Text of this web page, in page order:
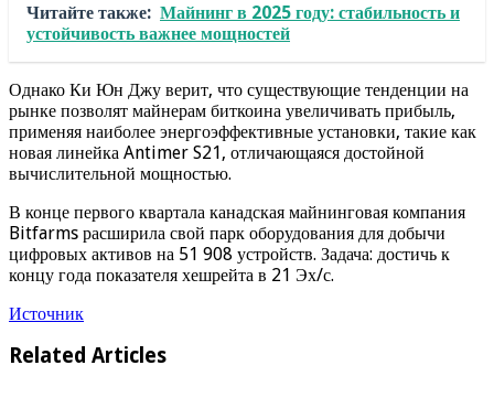
Читайте также: Майнинг в 2025 году: стабильность и
устойчивость важнее мощностей
Однако Ки Юн Джу верит, что существующие тенденции на
рынке позволят майнерам биткоина увеличивать прибыль,
применяя наиболее энергоэффективные установки, такие как
новая линейка Antimer S21, отличающаяся достойной
вычислительной мощностью.
В конце первого квартала канадская майнинговая компания
Bitfarms расширила свой парк оборудования для добычи
цифровых активов на 51 908 устройств. Задача: достичь к
концу года показателя хешрейта в 21 Эх/с.
Источник
Related Articles